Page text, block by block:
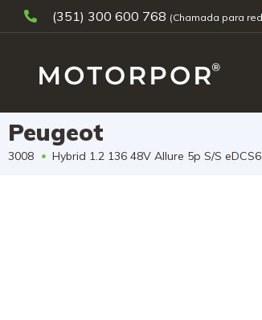
(351) 300 600 768
Peugeot
3008 Hybrid 1.2 136 48V Allure 5p S/S eDCS6